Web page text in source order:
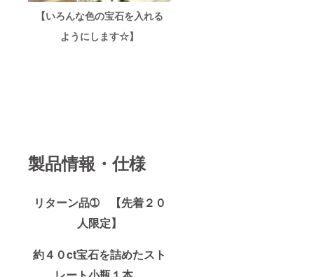
【いろんな色の宝石を入れる
ようにします☆】
製品情報・仕様
リターン品➀ 【先着２０
人限定】
約４０ct宝石を詰めたスト